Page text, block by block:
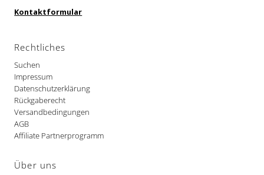
Kontaktformular
Rechtliches
Suchen
Impressum
Datenschutzerklärung
Rückgaberecht
Versandbedingungen
AGB
Affiliate Partnerprogramm
Über uns